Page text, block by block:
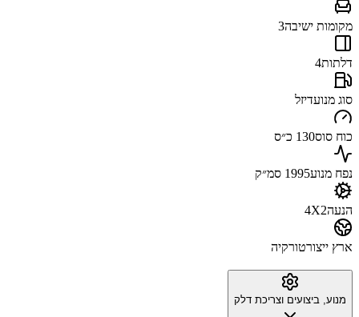
מקומות ישיבה3
דלתות4
סוג מנועדיזל
כוח סוס130 כ״ס
נפח מנוע1995 סמ״ק
הנעה4X2
ארץ ייצורטורקיה
מנוע, ביצועים וצריכת דלק